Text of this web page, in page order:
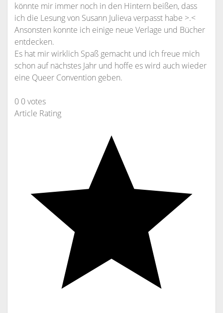
könnte mir immer noch in den Hintern beißen, dass
ich die Lesung von Susann Julieva verpasst habe >.<
Ansonsten konnte ich einige neue Verlage und Bücher
entdecken.
Es hat mir wirklich Spaß gemacht und ich freue mich
schon auf nächstes Jahr und hoffe es wird auch wieder
eine Queer Convention geben.
0 0votes
Article Rating